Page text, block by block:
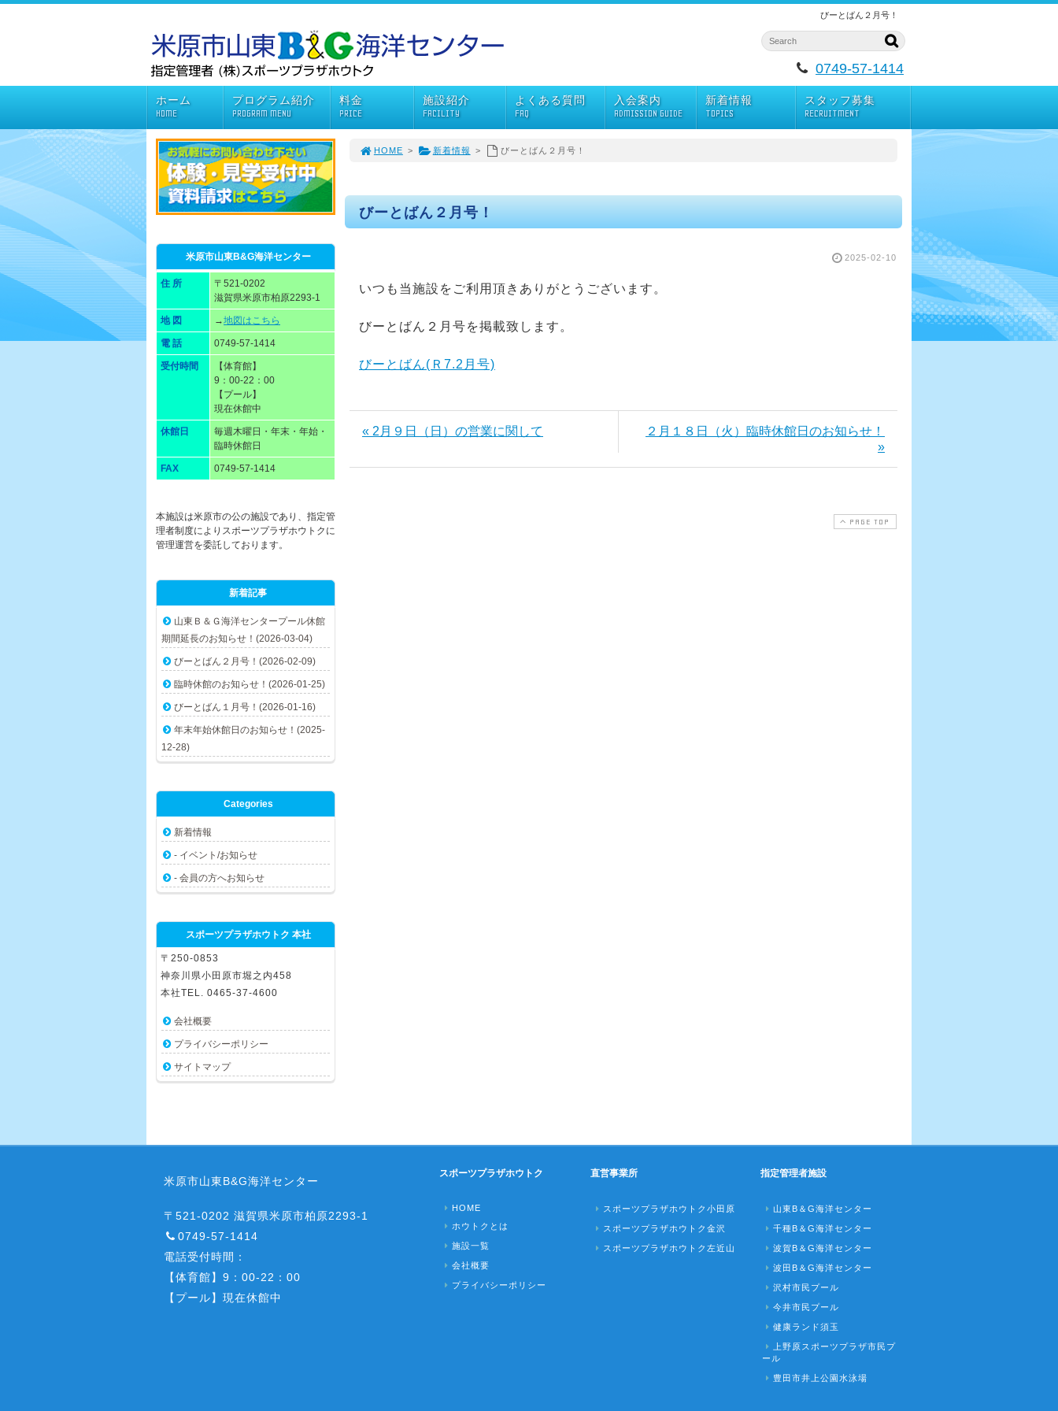
びーとばん２月号！
0749-57-1414
ホーム
HOME
プログラム紹介
PROGRAM MENU
料金
PRICE
施設紹介
FACILITY
よくある質問
FAQ
入会案内
ADMISSION GUIDE
新着情報
TOPICS
スタッフ募集
RECRUITMENT
HOME > 新着情報 > びーとばん２月号！
びーとばん２月号！
2025-02-10
いつも当施設をご利用頂きありがとうございます。
びーとばん２月号を掲載致します。
びーとばん(Ｒ7.2月号)
« 2月９日（日）の営業に関して
２月１８日（火）臨時休館日のお知らせ！
»
PAGE TOP
米原市山東B&G海洋センター
住 所
〒521-0202
滋賀県米原市柏原2293-1
地 図 →地図はこちら
電 話 0749-57-1414
受付時間
【体育館】
9：00-22：00
【プール】
現在休館中
休館日
毎週木曜日・年末・年始・
臨時休館日
FAX 0749-57-1414
本施設は米原市の公の施設であり、指定管
理者制度によりスポーツプラザホウトクに
管理運営を委託しております。
新着記事
山東Ｂ＆Ｇ海洋センタープール休館
期間延長のお知らせ！(2026-03-04)
びーとばん２月号！(2026-02-09)
臨時休館のお知らせ！(2026-01-25)
びーとばん１月号！(2026-01-16)
年末年始休館日のお知らせ！(2025-
12-28)
Categories
新着情報
- イベント/お知らせ
- 会員の方へお知らせ
スポーツプラザホウトク 本社
〒250-0853
神奈川県小田原市堀之内458
本社TEL. 0465-37-4600
会社概要
プライバシーポリシー
サイトマップ
米原市山東B&G海洋センター
〒521-0202 滋賀県米原市柏原2293-1
0749-57-1414
電話受付時間：
【体育館】9：00-22：00
【プール】現在休館中
スポーツプラザホウトク
HOME
ホウトクとは
施設一覧
会社概要
プライバシーポリシー
直営事業所
スポーツプラザホウトク小田原
スポーツプラザホウトク金沢
スポーツプラザホウトク左近山
指定管理者施設
山東B＆G海洋センター
千種B＆G海洋センター
波賀B＆G海洋センター
波田B＆G海洋センター
沢村市民プール
今井市民プール
健康ランド須玉
上野原スポーツプラザ市民プ
ール
豊田市井上公園水泳場